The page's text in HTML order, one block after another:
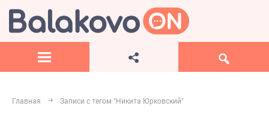
Главная Записи с тегом "Никита Юрковский"